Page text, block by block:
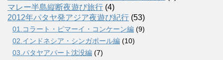
マレー半島縦断夜遊び旅行 (4)
2012年パタヤ発アジア夜遊び紀行 (53)
01.コラート・ピマーイ・コンケーン編 (9)
02.インドネシア・シンガポール編 (10)
03.パタヤアパート沈没編 (7)